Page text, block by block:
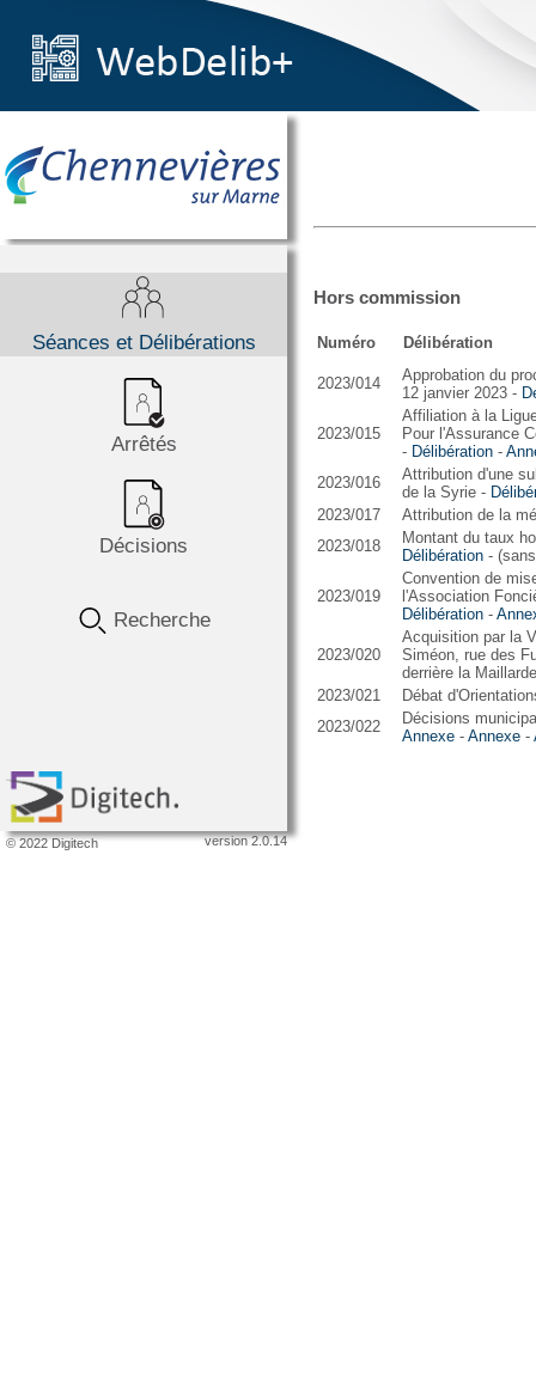
Séances et Délibérations
Arrêtés
Décisions
Recherche
© 2022 Digitech version 2.0.14
Hors commission
Numéro Délibération
2023/014
Approbation du
12 janvier 2023 -
2023/015
Affiliation à la
Pour l'Assurance
- Délibération -
2023/016
Attribution d'une
de la Syrie -
2023/017
Attribution de la
2023/018
Montant du taux
Délibération -
2023/019
Convention de
l'Association
Délibération -
2023/020
Acquisition par la
Siméon, rue des
derrière la
2023/021
Débat
2023/022
Décisions
Annexe -Annexe -